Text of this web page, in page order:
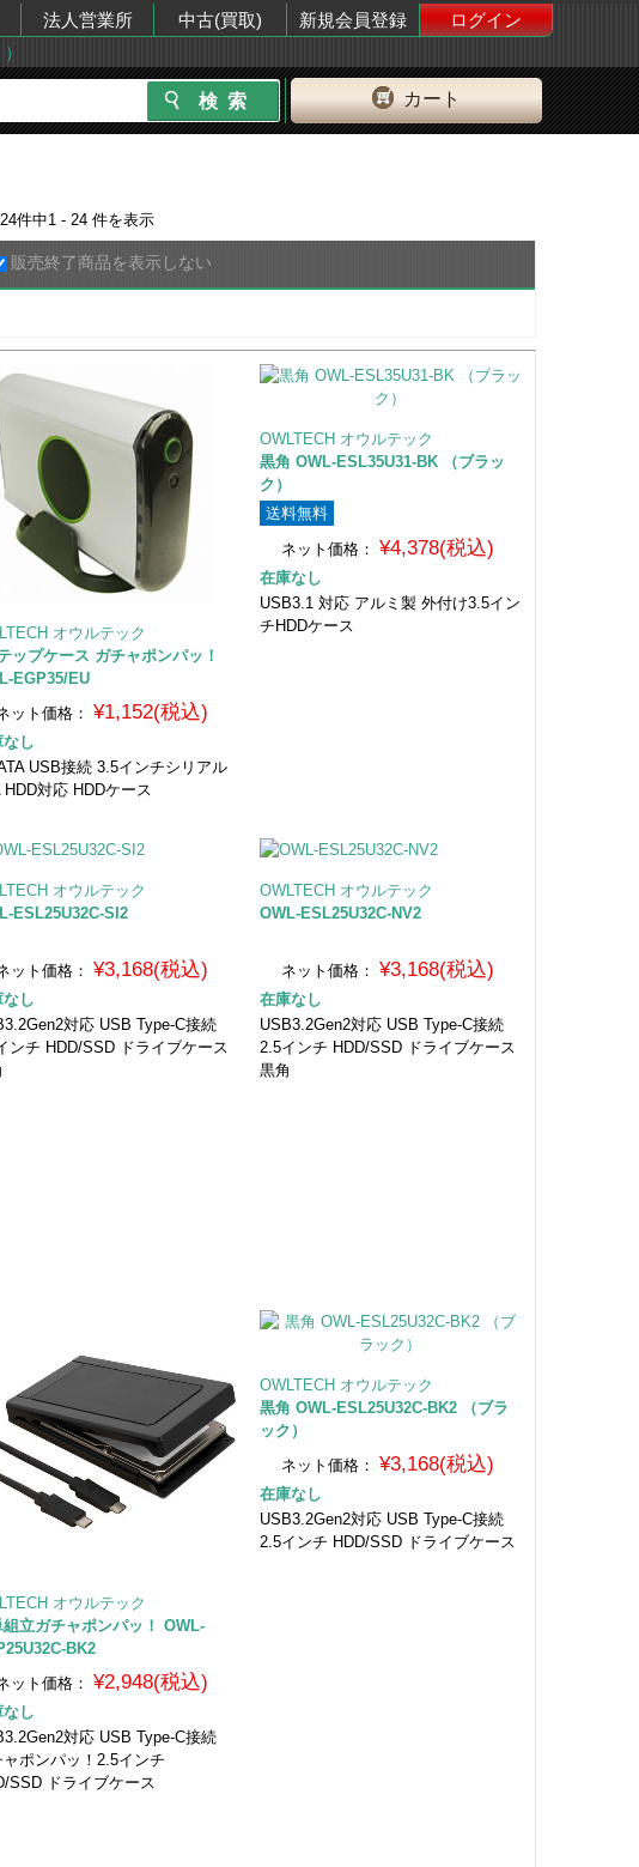
法人営業所 中古(買取) 新規会員登録
ログイン
カート
24件中1 - 24 件を表示
販売終了商品を表示しない
オウルテック
ップケース ガチャポンパッ！
EGP35/EU
ット価格：
¥1,152(税込)
なし
USB接続 3.5インチシリアル
HDD対応 HDDケース
OWLTECH オウルテック
黒角 OWL-ESL35U31-BK （ブラッ
ク）
送料無料
ネット価格：
¥4,378(税込)
在庫なし
USB3.1 対応 アルミ製 外付け3.5イン
チHDDケース
オウルテック
ESL25U32C-SI2
ット価格： ¥3,168(税込)
なし
対応 USB Type-C接続
ンチ HDD/SSD ドライブケース
OWLTECH オウルテック
OWL-ESL25U32C-NV2
ネット価格： ¥3,168(税込)
在庫なし
USB3.2Gen2対応 USB Type-C接続
2.5インチ HDD/SSD ドライブケース
黒角
オウルテック
組立ガチャポンパッ！ OWL-
BK2
ット価格：
¥2,948(税込)
なし
対応 USB Type-C接続
ャポンパッ！2.5インチ
SSD ドライブケース
OWLTECH オウルテック
黒角 OWL-ESL25U32C-BK2 （ブラ
ック）
ネット価格：
¥3,168(税込)
在庫なし
USB3.2Gen2対応 USB Type-C接続
2.5インチ HDD/SSD ドライブケース